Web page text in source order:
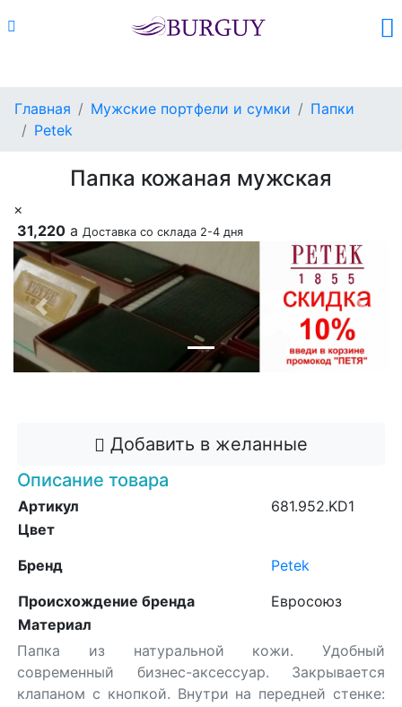
Главная Мужские портфели и сумки
Папки
Petek
Папка кожаная мужская
×
31,220 a Доставка со склада 2-4 дня
Previous
Добавить в желанные
Описание товара
Артикул
681.952.KD1
Цвет
Бренд
Petek
Происхождение бренда
Евросоюз
Материал
Папка из натуральной кожи. Удобный
современный бизнес-аксессуар. Закрывается
клапаном с кнопкой. Внутри на передней стенке: